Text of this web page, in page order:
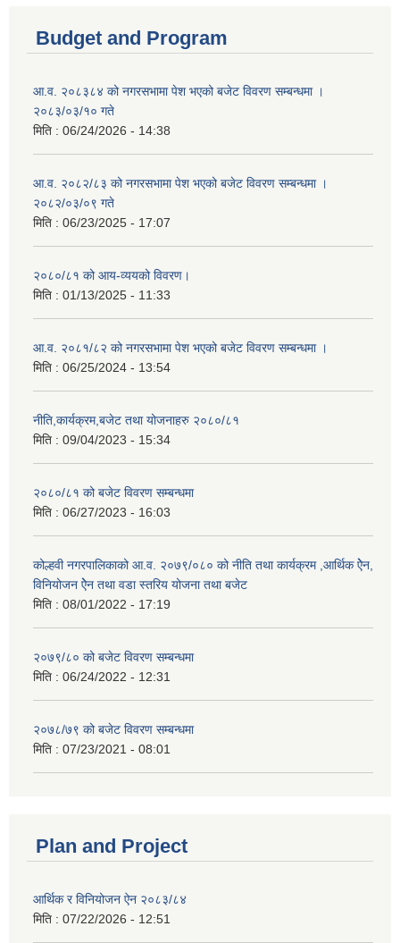
Budget and Program
आ.व. २०८३८४ को नगरसभामा पेश भएको बजेट विवरण सम्बन्धमा ।
२०८३/०३/१० गते
मिति : 06/24/2026 - 14:38
आ.व. २०८२/८३ को नगरसभामा पेश भएको बजेट विवरण सम्बन्धमा ।
२०८२/०३/०९ गते
मिति : 06/23/2025 - 17:07
२०८०/८१ को आय-व्ययको विवरण।
मिति : 01/13/2025 - 11:33
आ.व. २०८१/८२ को नगरसभामा पेश भएको बजेट विवरण सम्बन्धमा ।
मिति : 06/25/2024 - 13:54
नीति,कार्यक्रम,बजेट तथा योजनाहरु २०८०/८१
मिति : 09/04/2023 - 15:34
२०८०/८१ को बजेट विवरण सम्बन्धमा
मिति : 06/27/2023 - 16:03
कोल्हवी नगरपालिकाको आ.व. २०७९/०८० को नीति तथा कार्यक्रम ,आर्थिक ऐेन,
विनियोजन ऐेन तथा वडा स्तरिय योजना तथा बजेट
मिति : 08/01/2022 - 17:19
२०७९/८० को बजेट विवरण सम्बन्धमा
मिति : 06/24/2022 - 12:31
२०७८/७९ को बजेट विवरण सम्बन्धमा
मिति : 07/23/2021 - 08:01
Plan and Project
आर्थिक र विनियोजन ऐन २०८३/८४
मिति : 07/22/2026 - 12:51